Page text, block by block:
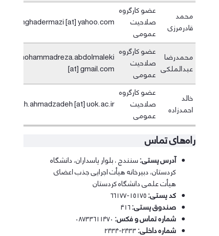
محمد
قادرمرزی
عضو کارگروه
صلاحیت
عمومی
mghadermazi [at] yahoo.com
محمدرضا
عبدالملکی
عضو کارگروه
صلاحیت
عمومی
mohammadreza.abdolmaleki
[at] gmail.com
خالد
احمدزاده
عضو کارگروه
صلاحیت
عمومی
kh.ahmadzadeh [at] uok.ac.ir
راه‌های تماس
آدرس پستی:سنندج ، بلوار پاسداران، دانشگاه
کردستان، دبیرخانه هیأت اجرایی جذب اعضای
هیأت علمی دانشگاه کردستان
کد پستی:۱۵۱۷۵-۶۶۱۷۷
صندوق پستی:۴۱۶
شماره تماس و فکس:۰۸۷۳۳۶۱۱۴۷۰
شماره داخلی: